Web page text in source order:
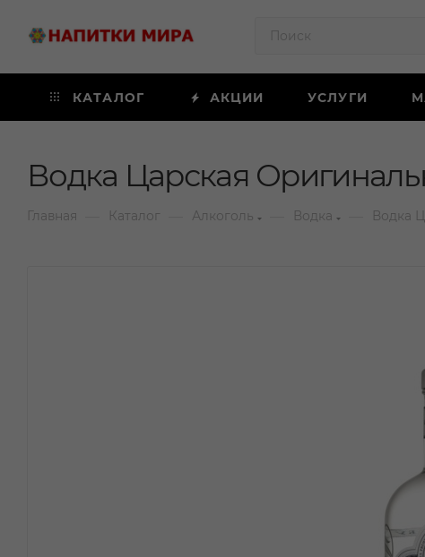
КАТАЛОГ АКЦИИ УСЛУГИ
Водка Царская
Главная Каталог Алкоголь Водка Водка